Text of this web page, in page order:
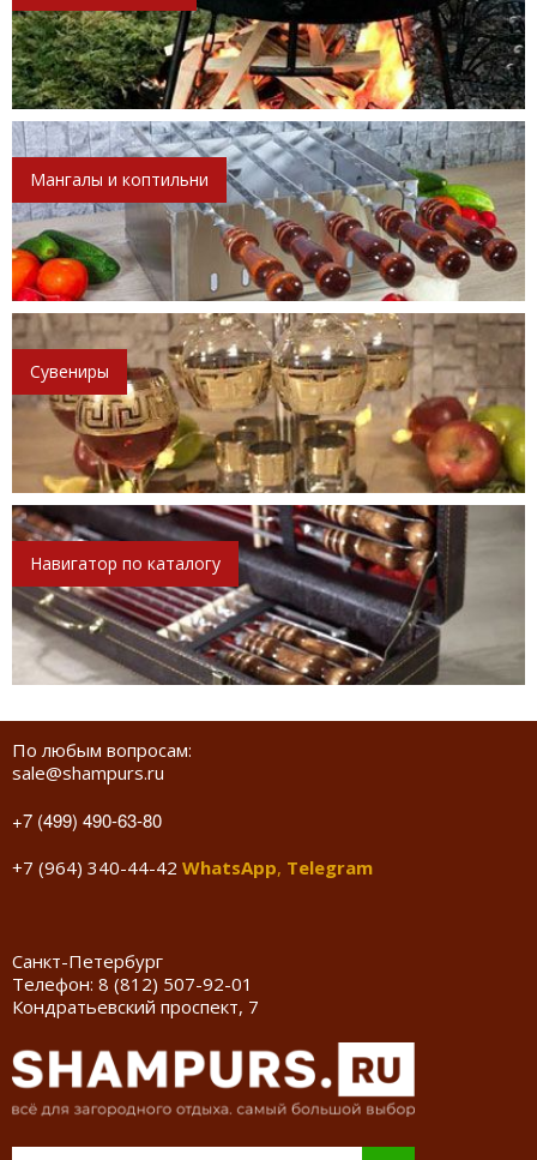
Мангалы и коптильни
Сувениры
Навигатор по каталогу
По любым вопросам:
sale@shampurs.ru
+7 (499) 490-63-80
+7 (964) 340-44-42 WhatsApp, Telegram
Санкт-Петербург
Телефон: 8 (812) 507-92-01
Кондратьевский проспект, 7